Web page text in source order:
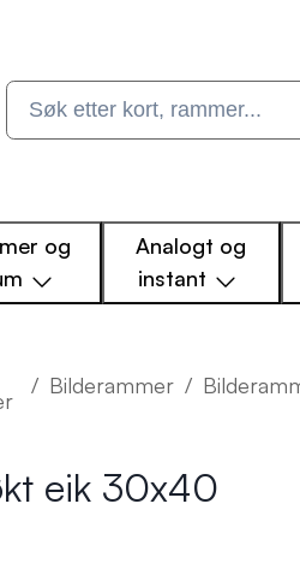
og
Analogt og
instant
/ Bilderammer /
eik 30x40